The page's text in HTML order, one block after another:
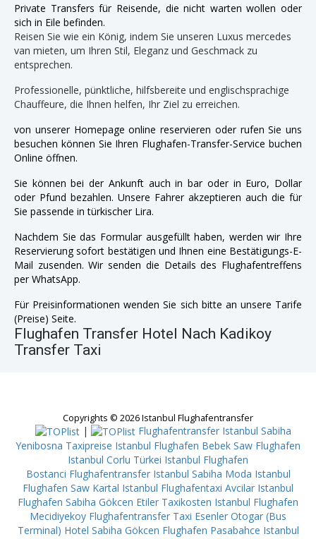
Private Transfers für Reisende, die nicht warten wollen oder
sich in Eile befinden.
Reisen Sie wie ein König, indem Sie unseren Luxus mercedes
van mieten, um Ihren Stil, Eleganz und Geschmack zu
entsprechen.
Professionelle, pünktliche, hilfsbereite und englischsprachige
Chauffeure, die Ihnen helfen, Ihr Ziel zu erreichen.
von unserer Homepage online reservieren oder rufen Sie uns
besuchen können Sie Ihren Flughafen-Transfer-Service buchen
Online öffnen.
Sie können bei der Ankunft auch in bar oder in Euro, Dollar
oder Pfund bezahlen. Unsere Fahrer akzeptieren auch die für
Sie passende in türkischer Lira.
Nachdem Sie das Formular ausgefüllt haben, werden wir Ihre
Reservierung sofort bestätigen und Ihnen eine Bestätigungs-E-
Mail zusenden. Wir senden die Details des Flughafentreffens
per WhatsApp.
Für Preisinformationen wenden Sie sich bitte an unsere Tarife
(Preise) Seite.
Flughafen Transfer Hotel Nach Kadikoy
Transfer Taxi
Copyrights © 2026 Istanbul Flughafentransfer
|
Flughafentransfer Istanbul Sabiha
Yenibosna Taxipreise Istanbul Flughafen Bebek Saw Flughafen
Istanbul Corlu Türkei Istanbul Flughafen
Bostanci Flughafentransfer Istanbul Sabiha Moda Istanbul
Flughafen Saw Kartal Istanbul Flughafentaxi Avcilar Istanbul
Flughafen Sabiha Gökcen Etiler Taxikosten Istanbul Flughafen
Mecidiyekoy Flughafentransfer Taxi Esenler Otogar (Bus
Terminal) Hotel Sabiha Gökcen Flughafen Pasabahce Istanbul